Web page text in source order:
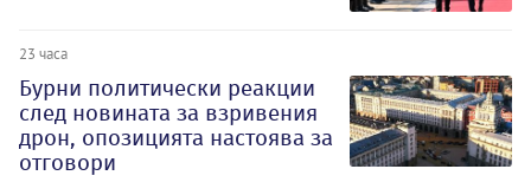
23 часа
Бурни политически реакции
след новината за взривения
дрон, опозицията настоява за
отговори